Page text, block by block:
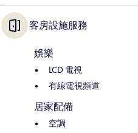
客房設施服務
娛樂
LCD 電視
有線電視頻道
居家配備
空調